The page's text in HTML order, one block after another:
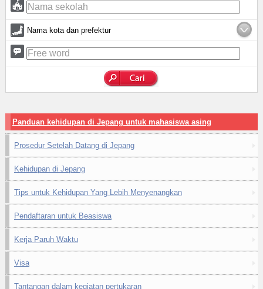
Nama kota dan prefektur
Panduan kehidupan di Jepang untuk mahasiswa asing
Prosedur Setelah Datang di Jepang
Kehidupan di Jepang
Tips untuk Kehidupan Yang Lebih Menyenangkan
Pendaftaran untuk Beasiswa
Kerja Paruh Waktu
Visa
Tantangan dalam kegiatan pertukaran